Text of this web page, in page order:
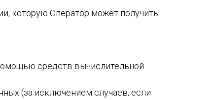
которую Оператор может получить
средств вычислительной
(за исключением случаев, если